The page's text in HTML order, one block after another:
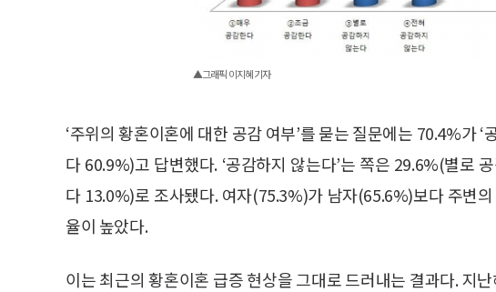
▲그래픽 이지혜 기자
‘주위의 황혼이혼에 대한 공감 여부’를 묻는 질문에는 70.4%가
다 60.9%)고 답변했다. ‘공감하지 않는다’는 쪽은 29.6%(별로
다 13.0%)로 조사됐다. 여자(75.3%)가 남자(65.6%)보다 주변
율이 높았다.
이는 최근의 황혼이혼 급증 현상을 그대로 드러내는 결과다. 지